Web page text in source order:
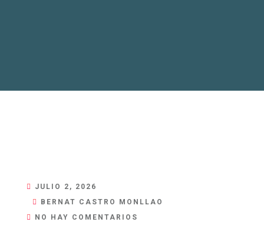
JULIO 2, 2026
BERNAT CASTRO MONLLAO
NO HAY COMENTARIOS